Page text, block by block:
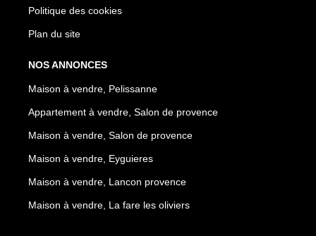
Politique des cookies
Plan du site
NOS ANNONCES
Maison à vendre, Pelissanne
Appartement à vendre, Salon de provence
Maison à vendre, Salon de provence
Maison à vendre, Eyguieres
Maison à vendre, Lancon provence
Maison à vendre, La fare les oliviers